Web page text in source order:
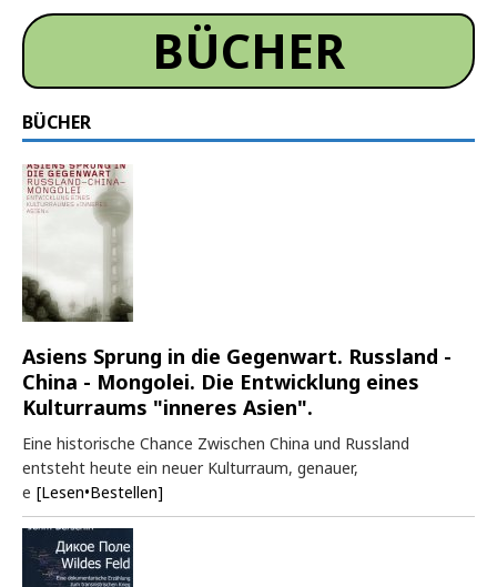
BÜCHER
BÜCHER
Asiens Sprung in die Gegenwart. Russland -
China - Mongolei. Die Entwicklung eines
Kulturraums "inneres Asien".
Eine historische Chance Zwischen China und Russland
entsteht heute ein neuer Kulturraum, genauer,
e [Lesen•Bestellen]